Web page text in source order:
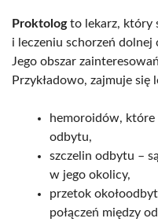
Proktologto lekarz, który
i leczeniu schorzeń
Jego obszar
Przykładowo, zajmuje się
hemoroidów, które
odbytu,
szczelin odbytu –
w jego okolicy,
przetok
połączeń między